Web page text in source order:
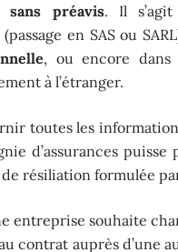
sans préavis. Il
(passage en SAS ou
, ou encore dans
à l’étranger.
toutes les
d’assurances
résiliation formulée
entreprise souhaite
contrat auprès d’une